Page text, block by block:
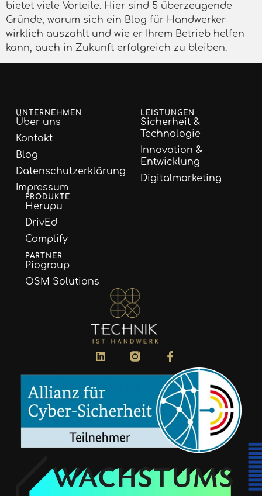
bietet viele Vorteile. Hier sind 5 überzeugende
Gründe, warum sich ein Blog für Handwerker
wirklich auszahlt und wie er Ihrem Betrieb helfen
kann, auch in Zukunft erfolgreich zu bleiben.
UNTERNEHMEN
Über uns
Kontakt
Blog
Datenschutzerklärung
Impressum
LEISTUNGEN
Sicherheit &
Technologie
Innovation &
Entwicklung
Digitalmarketing
PRODUKTE
Herupu
DrivEd
Complify
PARTNER
Piogroup
OSM Solutions